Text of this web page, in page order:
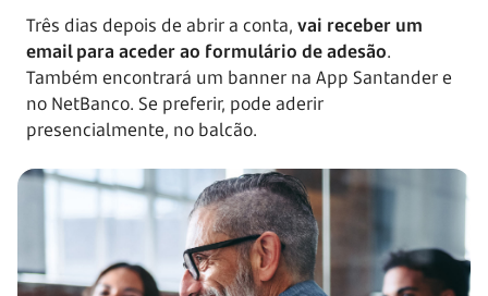
Três dias depois de abrir a conta, vai receber um
email para aceder ao formulário de adesão.
Também encontrará um banner na App Santander e
no NetBanco. Se preferir, pode aderir
presencialmente, no balcão.